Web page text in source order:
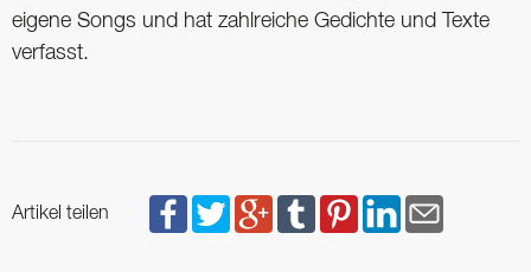
eigene Songs und hat zahlreiche Gedichte und Texte
verfasst.
Artikel teilen